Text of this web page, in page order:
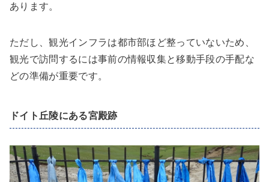
あります。
ただし、観光インフラは都市部ほど整っていないため、
観光で訪問するには事前の情報収集と移動手段の手配な
どの準備が重要です。
ドイト丘陵にある宮殿跡